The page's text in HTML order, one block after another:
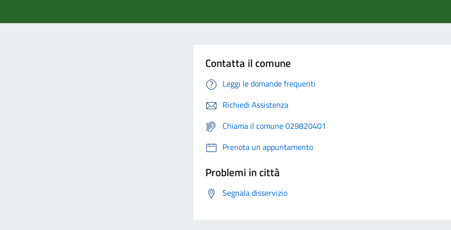
Contatta il comune
Leggi le domande frequenti
Richiedi Assistenza
Chiama il comune 029820401
Prenota un appuntamento
Problemi in città
Segnala disservizio